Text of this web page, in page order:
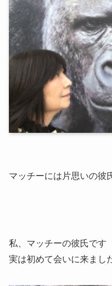
マッチーには片思いの彼
私、マッチーの彼氏です
実は初めて会いに来まし